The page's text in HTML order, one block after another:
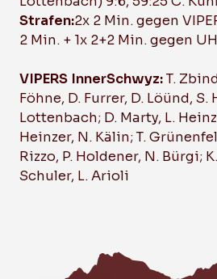
Strafen:2x 2 Min. gegen
2 Min. + 1x 2+2 Min. gegen
VIPERS InnerSchwyz:T.
Föhne, D. Furrer, D. Löünd, S.
Lottenbach; D. Marty, L.
Heinzer, N. Kälin; T.
Rizzo, P. Holdener, N. Bürgi;
Schuler, L. Arioli